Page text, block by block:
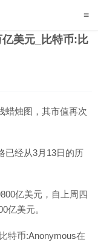
美元_比特币:比
蜡烛图，其市值再次
已经从3月13日的历
亿美元，自上周四
亿美元。
特币:Anonymous在